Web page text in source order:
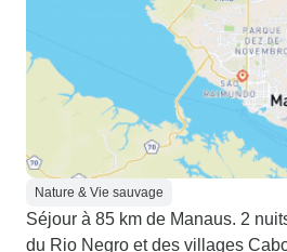
Nature & Vie sauvage
Séjour à 85 km de Manaus. 2
du Rio Negro et des villages